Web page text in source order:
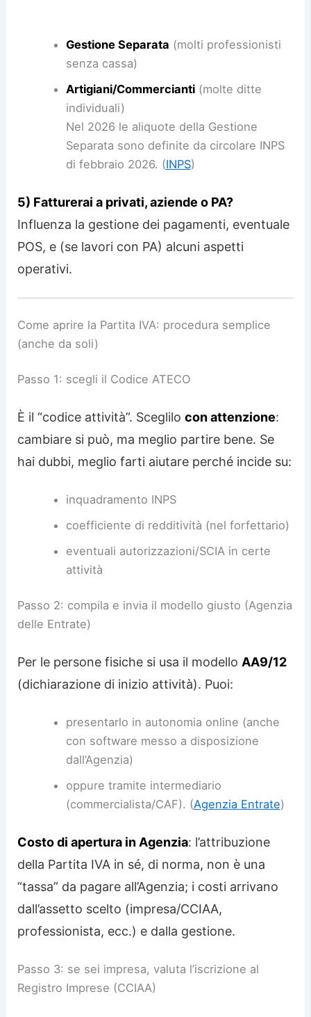
Gestione Separata (molti professionisti
senza cassa)
Artigiani/Commercianti(molte ditte
individuali)
Nel 2026 le aliquote della Gestione
Separata sono definite da circolare INPS
di febbraio 2026. (INPS)
5) Fatturerai a privati, aziende o PA?
Influenza la gestione dei pagamenti, eventuale
POS, e (se lavori con PA) alcuni aspetti
operativi.
Come aprire la Partita IVA: procedura semplice
(anche da soli)
Passo 1: scegli il Codice ATECO
È il “codice attività”. Sceglilocon attenzione:
cambiare si può, ma meglio partire bene. Se
hai dubbi, meglio farti aiutare perché incide su:
inquadramento INPS
coefficiente di redditività (nel forfettario)
eventuali autorizzazioni/SCIA in certe
attività
Passo 2: compila e invia il modello giusto (Agenzia
delle Entrate)
Per le persone fisiche si usa il modello AA9/12
(dichiarazione di inizio attività). Puoi:
presentarlo in autonomia online (anche
con software messo a disposizione
dall’Agenzia)
oppure tramite intermediario
(commercialista/CAF). (Agenzia Entrate)
Costo di apertura in Agenzia: l’attribuzione
della Partita IVA in sé, di norma, non è una
“tassa” da pagare all’Agenzia; i costi arrivano
dall’assetto scelto (impresa/CCIAA,
professionista, ecc.) e dalla gestione.
Passo 3: se sei impresa, valuta l’iscrizione al
Registro Imprese (CCIAA)